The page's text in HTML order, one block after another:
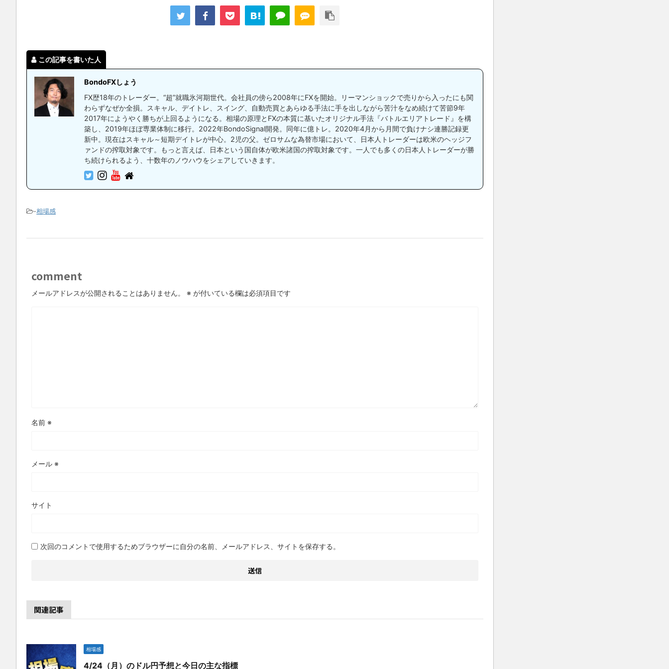
この記事を書いた人
BondoFXしょう
FX歴18年のトレーダー。“超”就職氷河期世代。会社員の傍ら2008年にFXを開始。リーマンショックで売りから入ったにも関
わらずなぜか全損。スキャル、デイトレ、スイング、自動売買とあらゆる手法に手を出しながら苦汁をなめ続けて苦節9年
2017年にようやく勝ちが上回るようになる。相場の原理とFXの本質に基いたオリジナル手法『バトルエリアトレード』を構
築し、2019年ほぼ専業体制に移行。2022年BondoSignal開発。同年に億トレ。2020年4月から月間で負けナシ連勝記録更
新中。現在はスキャル～短期デイトレが中心。2児の父。ゼロサムな為替市場において、日本人トレーダーは欧米のヘッジフ
ァンドの搾取対象です。もっと言えば、日本という国自体が欧米諸国の搾取対象です。一人でも多くの日本人トレーダーが勝
ち続けられるよう、十数年のノウハウをシェアしていきます。
-相場感
comment
メールアドレスが公開されることはありません。 ※ が付いている欄は必須項目です
名前 ※
メール ※
サイト
次回のコメントで使用するためブラウザーに自分の名前、メールアドレス、サイトを保存する。
関連記事
相場感
4/24（月）のドル円予想と今日の主な指標